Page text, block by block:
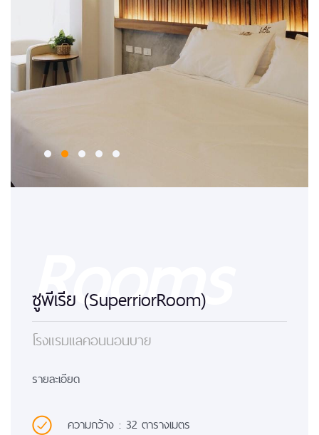
Rooms
ซูพีเรีย (SuperriorRoom)
โรงแรมแลคอนนอนบาย
รายละเอียด
ความกว้าง : 32 ตารางเมตร